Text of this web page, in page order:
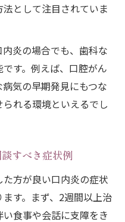
として注目されていま
炎の場合でも、歯科な
す。例えば、口腔がん
気の早期発見にもつな
れる環境といえるでし
すべき症状例
方が良い口内炎の症状
す。まず、2週間以上治
食事や会話に支障をき